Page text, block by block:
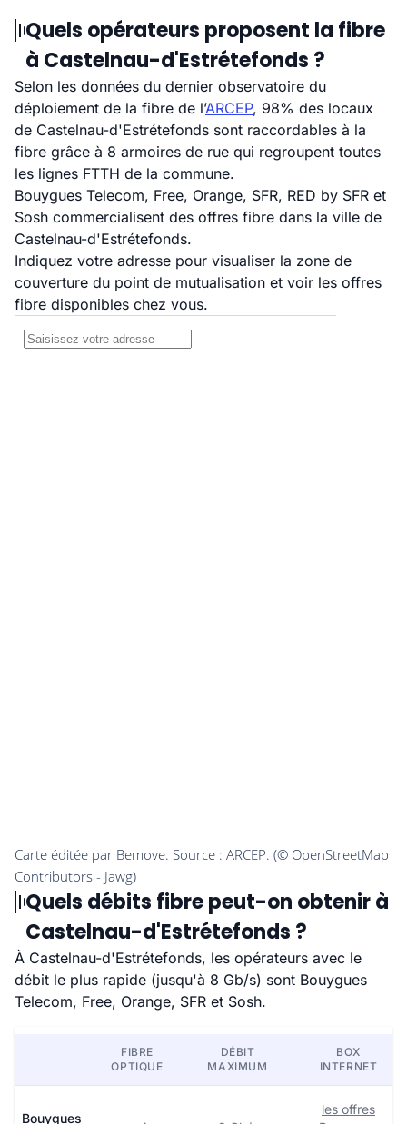
Quels opérateurs proposent la fibre
à Castelnau-d'Estrétefonds ?
Selon les données du dernier observatoire du
déploiement de la fibre de l’ARCEP, 98% des locaux
de Castelnau-d'Estrétefonds sont raccordables à la
fibre grâce à 8 armoires de rue qui regroupent toutes
les lignes FTTH de la commune.
Bouygues Telecom, Free, Orange, SFR, RED by SFR et
Sosh commercialisent des offres fibre dans la ville de
Castelnau-d'Estrétefonds.
Indiquez votre adresse pour visualiser la zone de
couverture du point de mutualisation et voir les offres
fibre disponibles chez vous.
Quels débits fibre peut-on obtenir à
Castelnau-d'Estrétefonds ?
À Castelnau-d'Estrétefonds, les opérateurs avec le
débit le plus rapide (jusqu'à 8 Gb/s) sont Bouygues
Telecom, Free, Orange, SFR et Sosh.
FIBRE
OPTIQUE
DÉBIT
MAXIMUM
BOX
INTERNET
Bouygues
les offres